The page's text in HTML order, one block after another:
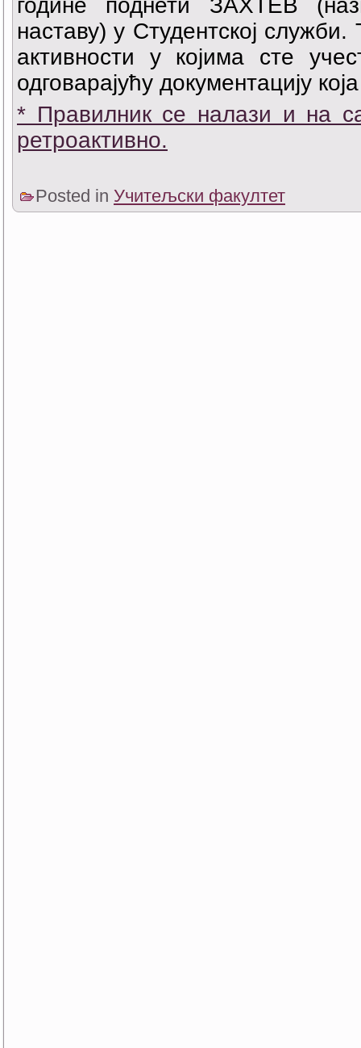
године поднети ЗАХТЕВ
наставу) у Студентској
активности у којима сте
одговарајућу документацију
* Правилник се налази и на
ретроактивно.
Posted in Учитељски факултет